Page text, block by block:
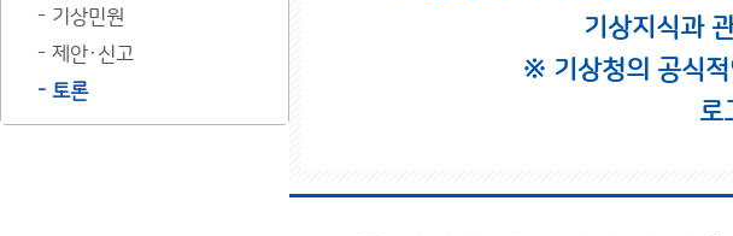
기상민원
제안·신고
토론
기상지식과
※ 기상청의 공식
로